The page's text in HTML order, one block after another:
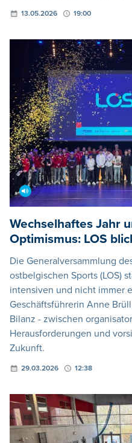
13.05.2026 19:00
Wechselhaftes Jahr
Optimismus: LOS
Die Generalversammlung
ostbelgischen Sports (LOS)
intensiven und nicht immer
Geschäftsführerin Anne
Bilanz - zwischen
Herausforderungen und
Zukunft.
29.03.2026 12:38